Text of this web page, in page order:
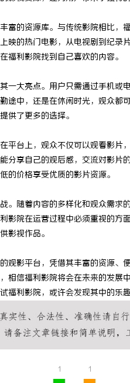
富的资源库。与传统影院相比
映的热门电影，从电视剧到纪
福利影院找到自己喜欢的内容。
一大亮点。用户只需通过手机
途中，还是在休闲时光，观众
供了更多的选择。
平台上，观众不仅可以观看影
分享自己的观后感，交流对影
的价格享受优质的影片资源。
。随着内容的多样化和观众需
影院在运营过程中必须重视的
影视作品。
观影平台，凭借其丰富的资源
相信福利影院将会在未来的发
福利影院，或许会发现其中的乐
1 1